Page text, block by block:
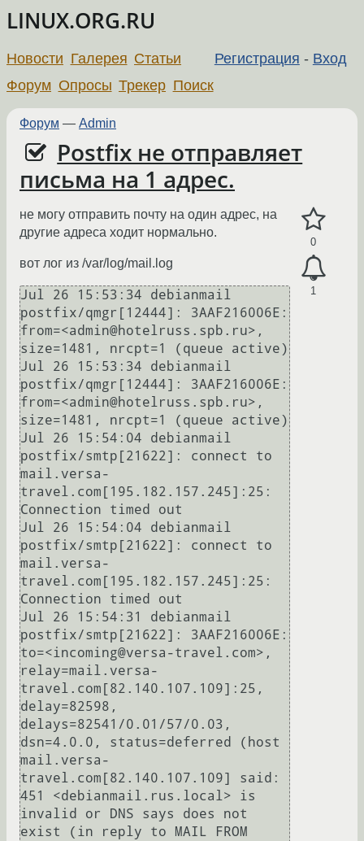
LINUX.ORG.RU
Регистрация - Вход
Новости Галерея Статьи
Форум Опросы Трекер Поиск
Форум — Admin
Postfix не отправляет
письма на 1 адрес.
0
1
не могу отправить почту на один адрес, на
другие адреса ходит нормально.
вот лог из /var/log/mail.log
Jul 26 15:53:34 debianmail
postfix/qmgr[12444]: 3AAF216006E:
from=<admin@hotelruss.spb.ru>,
size=1481, nrcpt=1 (queue active)
Jul 26 15:53:34 debianmail
postfix/qmgr[12444]: 3AAF216006E:
from=<admin@hotelruss.spb.ru>,
size=1481, nrcpt=1 (queue active)
Jul 26 15:54:04 debianmail
postfix/smtp[21622]: connect to
mail.versa-
travel.com[195.182.157.245]:25:
Connection timed out
Jul 26 15:54:04 debianmail
postfix/smtp[21622]: connect to
mail.versa-
travel.com[195.182.157.245]:25:
Connection timed out
Jul 26 15:54:31 debianmail
postfix/smtp[21622]: 3AAF216006E:
to=<incoming@versa-travel.com>,
relay=mail.versa-
travel.com[82.140.107.109]:25,
delay=82598,
delays=82541/0.01/57/0.03,
dsn=4.0.0, status=deferred (host
mail.versa-
travel.com[82.140.107.109] said:
451 <debianmail.rus.local> is
invalid or DNS says does not
exist (in reply to MAIL FROM